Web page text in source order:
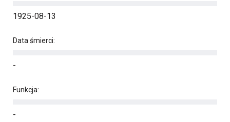
1925-08-13
Data śmierci:
-
Funkcja:
-